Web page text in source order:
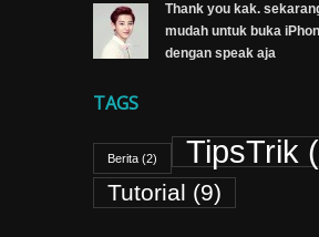
Thank you kak.
mudah untuk buka
dengan speak aja
TAGS
Berita (2) TipsTrik
Tutorial (9)